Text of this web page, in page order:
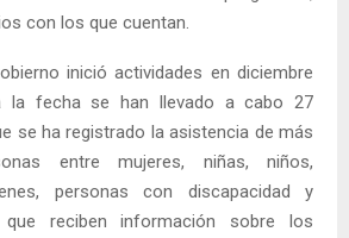
con los que cuentan.
inició actividades en diciembre
la fecha se han llevado a cabo 27
se ha registrado la asistencia de más
entre mujeres, niñas, niños,
personas con discapacidad y
reciben información sobre los